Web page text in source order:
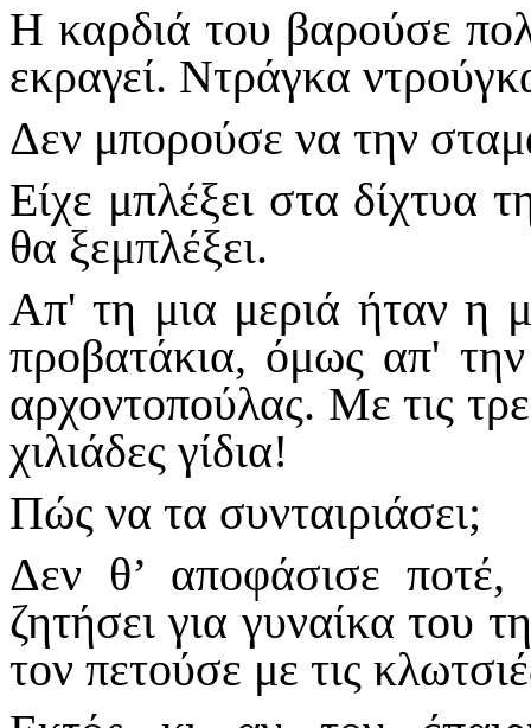
Η καρδιά του βαρούσε
εκραγεί. Ντράγκα
Δεν μπορούσε να την
Είχε μπλέξει στα δίχτυα
θα ξεμπλέξει.
Απ' τη μια μεριά ήταν η
προβατάκια, όμως απ'
αρχοντοπούλας. Με τις
χιλιάδες γίδια!
Πώς να τα συνταιριάσει;
Δεν θ’ αποφάσισε ποτέ,
ζητήσει για γυναίκα του
τον πετούσε με τις